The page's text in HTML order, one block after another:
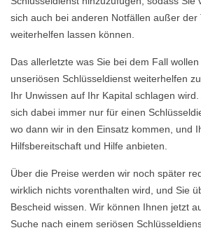
sich auch bei anderen Notfällen außer
weiterhelfen lassen können.
Das allerletzte was Sie bei dem Fall
unseriösen Schlüsseldienst weiterhelfen
Ihr Unwissen auf Ihr Kapital schlagen
sich dabei immer nur für einen
wo dann wir in den Einsatz kommen, und
Hilfsbereitschaft und Hilfe anbieten.
Über die Preise werden wir noch später
wirklich nichts vorenthalten wird, und Sie
Bescheid wissen. Wir können Ihnen jetzt
Suche nach einem seriösen